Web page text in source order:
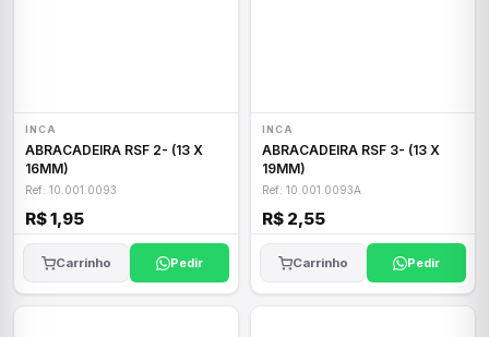
INCA
ABRACADEIRA RSF 2- (13 X
16MM)
Ref: 10.001.0093
R$ 1,95
Carrinho Pedir
INCA
ABRACADEIRA RSF 3- (13 X
19MM)
Ref: 10.001.0093A
R$ 2,55
Carrinho Pedir